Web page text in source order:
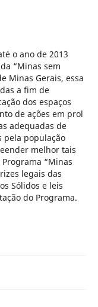
o ano de 2013
“Minas sem
Minas Gerais, essa
a fim de
dos espaços
de ações em prol
adequadas de
pela população
melhor tais
“Minas
legais das
Sólidos e leis
do Programa.